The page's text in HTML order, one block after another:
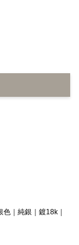
｜純銀｜鍍18k｜